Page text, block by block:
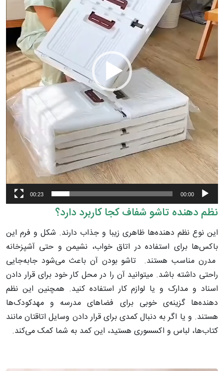
00:00
00:23
نظم دهنده تاشو شفاف کجا کاربرد دارد؟
این نوع نظم دهنده‌ها ظاهری زیبا و جذاب دارند. شکل و فرم این
باکس‌ها برای استفاده در اتاق خواب، نشیمن و حتی آشپزخانه
مدرن مناسب هستند. تاشو بودن آن باعث می‌شود جابه‌جایی
راحتی داشته باشد. میتوانید آن را در محل کار خود برای قرار دادن
اسناد و مدارک و یا لوازم کار استفاده کنید. همچنین این نظم
دهنده‌ها گزینه‌ی خوبی برای فضاهای مدرسه و مهدکودک‌ها
هستند. و یا اگر به دنبال کمدی برای قرار دادن وسایل اتاقتان مانند
کتاب‌ها، لباس و اکسسوری‌ هستید، این کمد به شما کمک می‌کند.